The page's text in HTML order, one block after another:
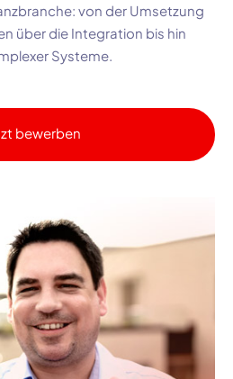
von der Umsetzung
über die Integration bis hin
Systeme.
bewerben